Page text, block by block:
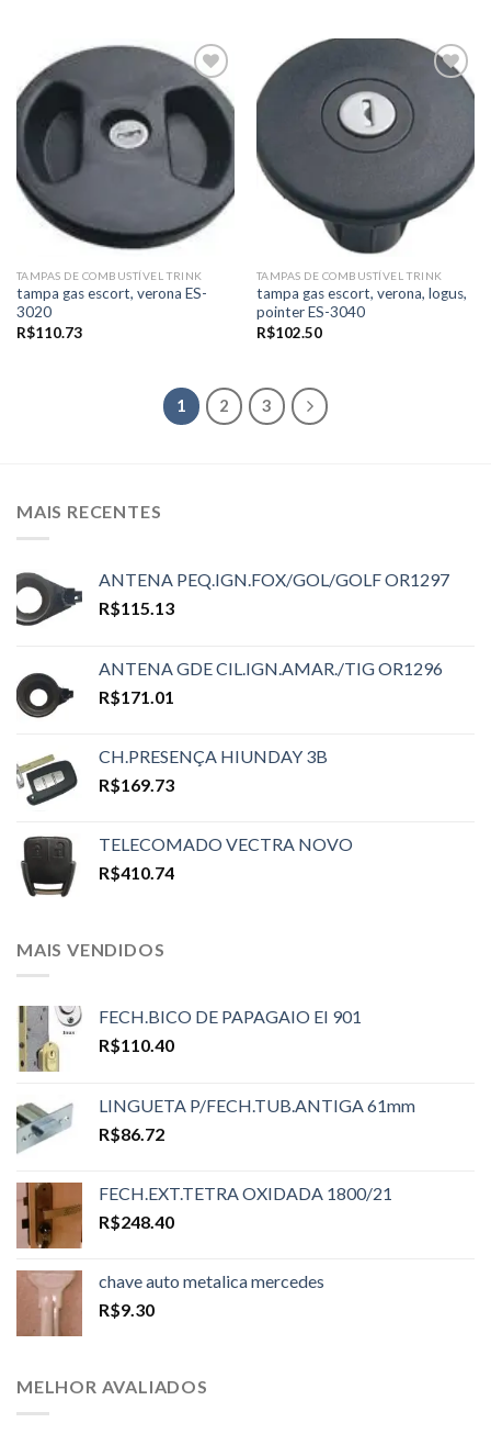
Add to
wishlist
TAMPAS DE COMBUSTÍVEL TRINK
tampa gas escort, verona ES-
3020
R$110.73
TAMPAS DE COMBUSTÍVEL TRINK
tampa gas escort, verona, logus,
pointer ES-3040
R$102.50
1 2 3
MAIS RECENTES
ANTENA PEQ.IGN.FOX/GOL/GOLF OR1297
R$115.13
ANTENA GDE CIL.IGN.AMAR./TIG OR1296
R$171.01
CH.PRESENÇA HIUNDAY 3B
R$169.73
TELECOMADO VECTRA NOVO
R$410.74
MAIS VENDIDOS
FECH.BICO DE PAPAGAIO EI 901
R$110.40
LINGUETA P/FECH.TUB.ANTIGA 61mm
R$86.72
FECH.EXT.TETRA OXIDADA 1800/21
R$248.40
chave auto metalica mercedes
R$9.30
MELHOR AVALIADOS